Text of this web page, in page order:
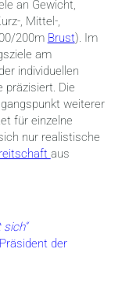
an Gewicht,
, Mittel-,
200m Brust). Im
am
individuellen
präzisiert. Die
weiterer
für einzelne
nur realistische
aus
der